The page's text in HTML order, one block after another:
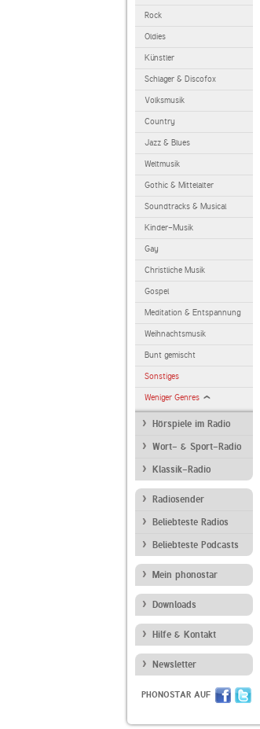
Rock
Oldies
Künstler
Schlager & Discofox
Volksmusik
Country
Jazz & Blues
Weltmusik
Gothic & Mittelalter
Soundtracks & Musical
Kinder-Musik
Gay
Christliche Musik
Gospel
Meditation & Entspannung
Weihnachtsmusik
Bunt gemischt
Sonstiges
Weniger Genres
Hörspiele im Radio
Wort- & Sport-Radio
Klassik-Radio
Radiosender
Beliebteste Radios
Beliebteste Podcasts
Mein phonostar
Downloads
Hilfe & Kontakt
Newsletter
PHONOSTAR AUF